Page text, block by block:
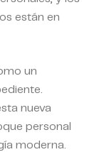
están en
un
nueva
personal
moderna.